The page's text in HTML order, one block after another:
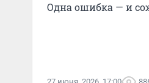
Одна ошибка — и